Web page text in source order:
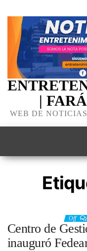
|
WEB DE
Off
Centro de
inauguró